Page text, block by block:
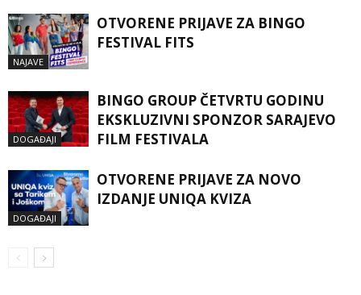
NAJAVE
OTVORENE PRIJAVE ZA BINGO
FESTIVAL FITS
DOGAĐAJI
BINGO GROUP ČETVRTU GODINU
EKSKLUZIVNI SPONZOR SARAJEVO
FILM FESTIVALA
DOGAĐAJI
OTVORENE PRIJAVE ZA NOVO
IZDANJE UNIQA KVIZA